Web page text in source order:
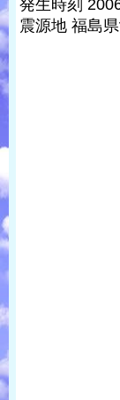
発生時刻
震源地 福島